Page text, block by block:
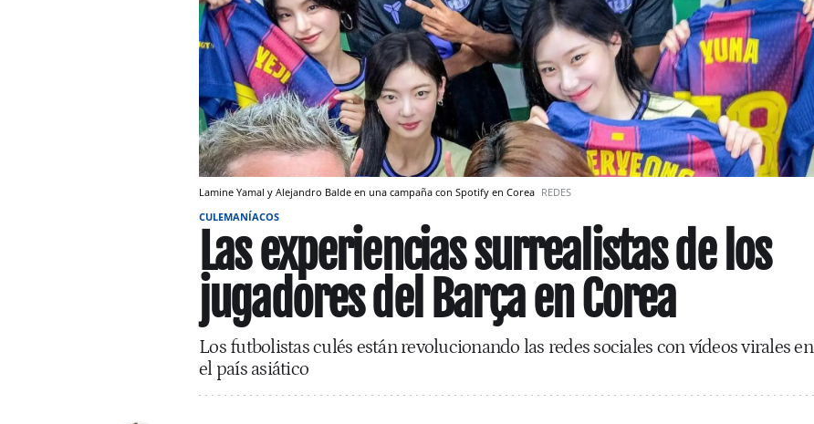
Lamine Yamal y Alejandro Balde en una campaña con Spotify en Corea REDES
CULEMANÍACOS
Las experiencias surrealistas de los
jugadores del Barça en Corea
Los futbolistas culés están revolucionando las redes sociales con vídeos virales en
el país asiático